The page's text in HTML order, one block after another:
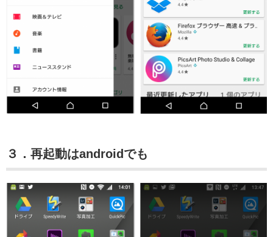
３．再起動はandroidでも